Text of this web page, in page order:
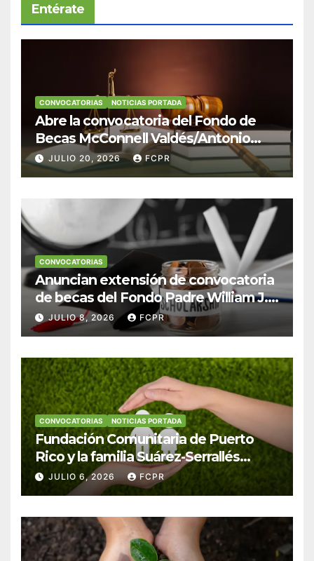
Entérate
CONVOCATORIAS NOTICIAS PORTADA
Abre la convocatoria del Fondo de
Becas McConnell Valdés/Antonio
Escudero Viera para estudiantes de
Derecho en Puerto Rico
JULIO 20, 2026 FCPR
CONVOCATORIAS
Anuncian extensión de convocatoria
de becas del Fondo Padre William J.
Hendricks, SJ para estudiantes del
Colegio San Ignacio
JULIO 8, 2026 FCPR
CONVOCATORIAS NOTICIAS PORTADA
Fundación Comunitaria de Puerto
Rico y la familia Suárez-Serrallés
anuncian convocatoria para
fortalecer hogares y albergues
JULIO 6, 2026 FCPR